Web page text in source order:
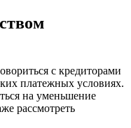
с кредиторами
платежных условиях.
на уменьшение
рассмотреть